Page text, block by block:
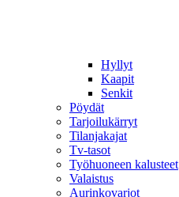
Hyllyt
Kaapit
Senkit
Pöydät
Tarjoilukärryt
Tilanjakajat
Tv-tasot
Työhuoneen kalusteet
Valaistus
Aurinkovarjot